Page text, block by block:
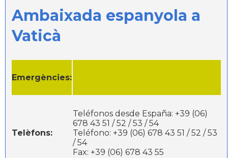
Ambaixada espanyola a
Vaticà
Emergències:
Telèfons:
Teléfonos desde España: +39 (06)
678 43 51 / 52 / 53 / 54
Teléfono: +39 (06) 678 43 51 / 52 / 53
/ 54
Fax: +39 (06) 678 43 55